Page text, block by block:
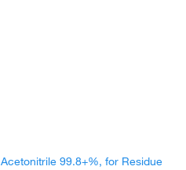
Acetonitrile 99.8+%, for Residue